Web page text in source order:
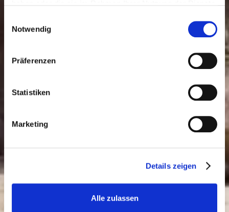
Notwendig
Präferenzen
Statistiken
Marketing
Details zeigen
Alle zulassen